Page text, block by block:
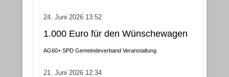
24. Juni 2026 13:52
1.000 Euro für den Wünschewagen
AG60+ SPD Gemeindeverband Veranstaltung
21. Juni 2026 12:34